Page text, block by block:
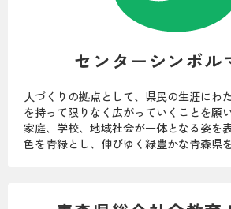
センターシンボル
人づくりの拠点として、県民の生涯にわ
を持って限りなく広がっていくことを願
家庭、学校、地域社会が一体となる姿を
色を青緑とし、伸びゆく緑豊かな青森県